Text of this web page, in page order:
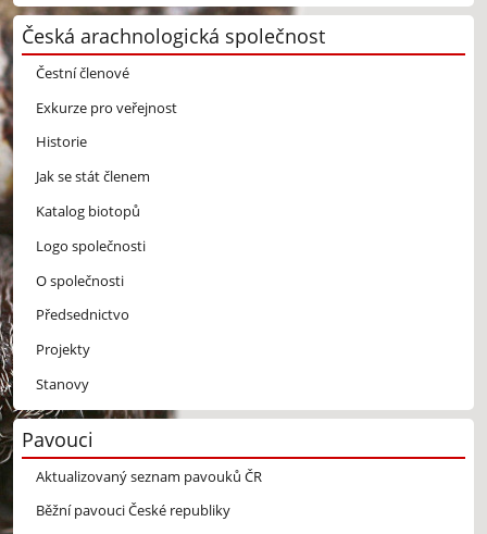
Česká arachnologická společnost
Čestní členové
Exkurze pro veřejnost
Historie
Jak se stát členem
Katalog biotopů
Logo společnosti
O společnosti
Předsednictvo
Projekty
Stanovy
Pavouci
Aktualizovaný seznam pavouků ČR
Běžní pavouci České republiky